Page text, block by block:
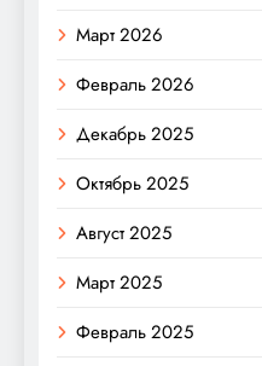
Март 2026
Февраль 2026
Декабрь 2025
Октябрь 2025
Август 2025
Март 2025
Февраль 2025